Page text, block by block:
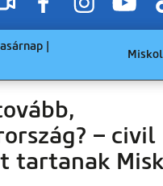
|
– civil
tartanak